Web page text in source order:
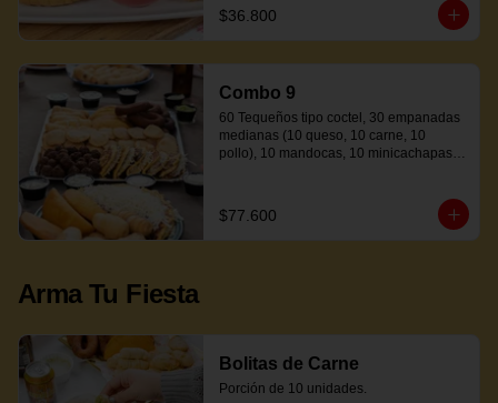
$36.800
Combo 9
60 Tequeños tipo coctel, 30 empanadas
medianas (10 queso, 10 carne, 10
pollo), 10 mandocas, 10 minicachapas y
$77.600
Arma Tu Fiesta
Bolitas de Carne
Porción de 10 unidades.